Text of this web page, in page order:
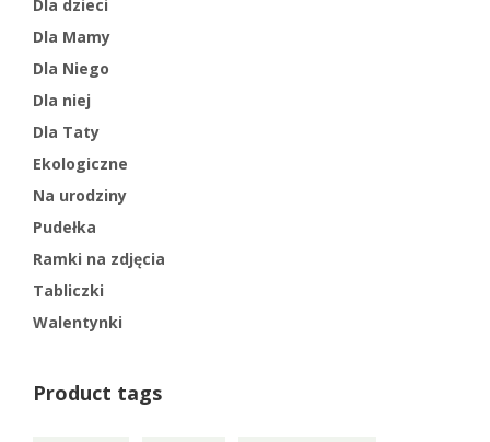
Dla dzieci
Dla Mamy
Dla Niego
Dla niej
Dla Taty
Ekologiczne
Na urodziny
Pudełka
Ramki na zdjęcia
Tabliczki
Walentynki
Product tags